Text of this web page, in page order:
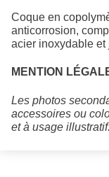
Coque en
anticorrosion,
acier inoxydable et
MENTION
Les photos
accessoires ou
et à usage illustratif.